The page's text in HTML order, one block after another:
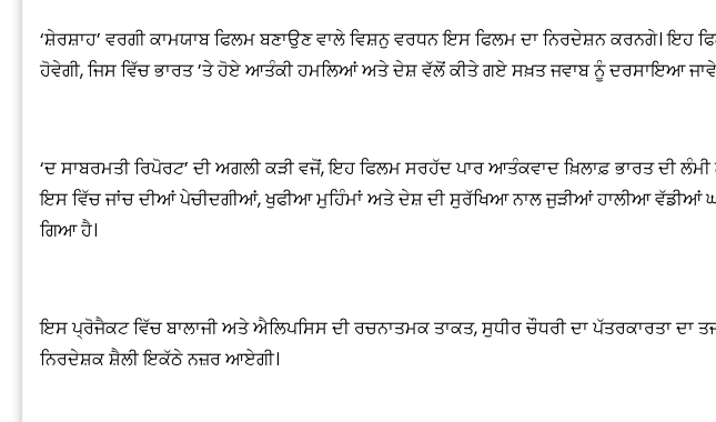
‘ਸ਼ੇਰਸ਼ਾਹ’ ਵਰਗੀ ਕਾਮਯਾਬ ਫਿਲਮ ਬਣਾਉਣ ਵਾਲੇ ਵਿਸ਼ਨੁ ਵਰਧਨ ਇਸ ਫਿਲਮ ਦਾ ਨਿਰਦੇਸ਼ਨ ਕਰਨਗੇ। ਇਹ
ਹੋਵੇਗੀ, ਜਿਸ ਵਿੱਚ ਭਾਰਤ ’ਤੇ ਹੋਏ ਆਤੰਕੀ ਹਮਲਿਆਂ ਅਤੇ ਦੇਸ਼ ਵੱਲੋਂ ਕੀਤੇ ਗਏ ਸਖ਼ਤ ਜਵਾਬ ਨੂੰ ਦਰਸਾਇਆ
‘ਦ ਸਾਬਰਮਤੀ ਰਿਪੋਰਟ’ ਦੀ ਅਗਲੀ ਕੜੀ ਵਜੋਂ, ਇਹ ਫਿਲਮ ਸਰਹੱਦ ਪਾਰ ਆਤੰਕਵਾਦ ਖ਼ਿਲਾਫ਼ ਭਾਰਤ ਦੀ
ਇਸ ਵਿੱਚ ਜਾਂਚ ਦੀਆਂ ਪੇਚੀਦਗੀਆਂ, ਖੁਫੀਆ ਮੁਹਿੰਮਾਂ ਅਤੇ ਦੇਸ਼ ਦੀ ਸੁਰੱਖਿਆ ਨਾਲ ਜੁੜੀਆਂ ਹਾਲੀਆ ਵੱਡੀਆਂ
ਗਿਆ ਹੈ।
ਇਸ ਪ੍ਰੋਜੈਕਟ ਵਿੱਚ ਬਾਲਾਜੀ ਅਤੇ ਐਲਿਪਸਿਸ ਦੀ ਰਚਨਾਤਮਕ ਤਾਕਤ, ਸੁਧੀਰ ਚੌਧਰੀ ਦਾ ਪੱਤਰਕਾਰਤਾ ਦਾ
ਨਿਰਦੇਸ਼ਕ ਸ਼ੈਲੀ ਇਕੱਠੇ ਨਜ਼ਰ ਆਏਗੀ।